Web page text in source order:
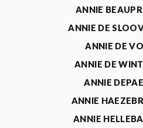
ANNIE
ANNIE DE
ANNIE DE
ANNIE DE
ANNIE
ANNIE
ANNIE